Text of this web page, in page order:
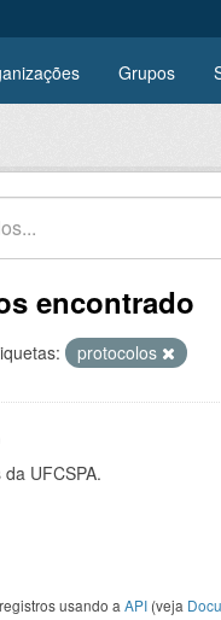
Grupos
encontrado
protocolos
UFCSPA.
usando a API (veja